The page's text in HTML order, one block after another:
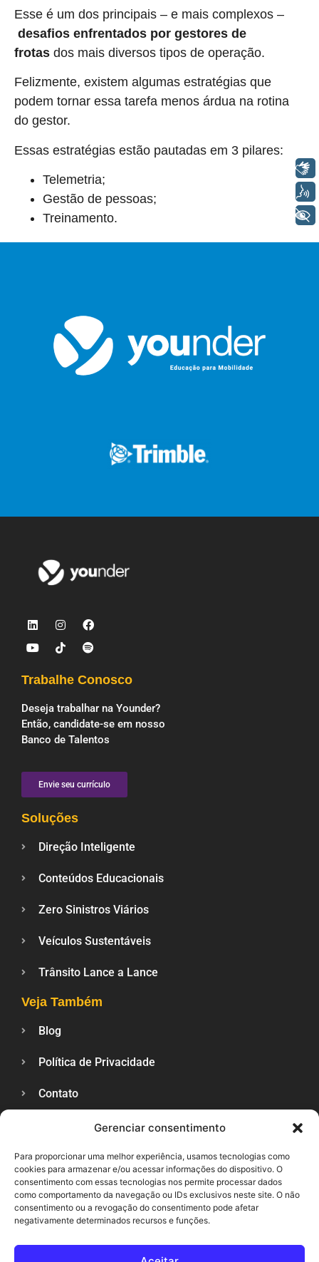
Gerenciar consentimento
Para proporcionar uma melhor experiência, usamos tecnologias como
cookies para armazenar e/ou acessar informações do dispositivo. O
consentimento com essas tecnologias nos permite processar dados
como comportamento da navegação ou IDs exclusivos neste site. O não
consentimento ou a revogação do consentimento pode afetar
negativamente determinados recursos e funções.
Esse é um dos principais – e mais complexos –
desafios enfrentados por gestores de
frotas dos mais diversos tipos de operação.
Felizmente, existem algumas estratégias que
podem tornar essa tarefa menos árdua na rotina
do gestor.
Essas estratégias estão pautadas em 3 pilares:
Telemetria;
Gestão de pessoas;
Treinamento.
Trabalhe Conosco
Deseja trabalhar na Younder?
Então, candidate-se em nosso
Banco de Talentos
Envie seu currículo
Soluções
Direção Inteligente
Conteúdos Educacionais
Zero Sinistros Viários
Veículos Sustentáveis
Trânsito Lance a Lance
Veja Também
Blog
Política de Privacidade
Contato
SUPORTE